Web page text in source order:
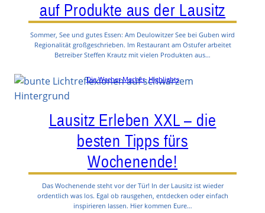
auf Produkte aus der Lausitz
Sommer, See und gutes Essen: Am Deulowitzer See bei Guben wird
Regionalität großgeschrieben. Im Restaurant am Ostufer arbeitet
Betreiber Steffen Krautz mit vielen Produkten aus…
Die Wacher Macher, Highlights
Lausitz Erleben XXL – die
besten Tipps fürs
Wochenende!
Das Wochenende steht vor der Tür! In der Lausitz ist wieder
ordentlich was los. Egal ob rausgehen, entdecken oder einfach
inspirieren lassen. Hier kommen Eure…